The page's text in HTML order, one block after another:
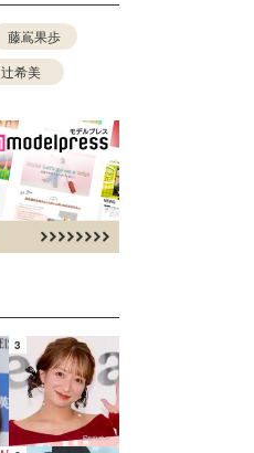
藤嶌果歩
辻希美
3